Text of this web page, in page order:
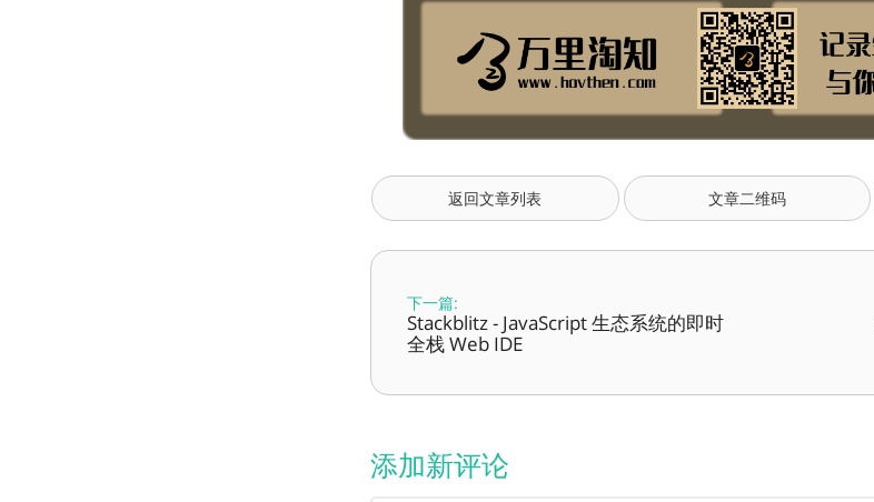
返回文章列表 文章二维码
下一篇:
Stackblitz - JavaScript 生态系统的即时
全栈 Web IDE
添加新评论